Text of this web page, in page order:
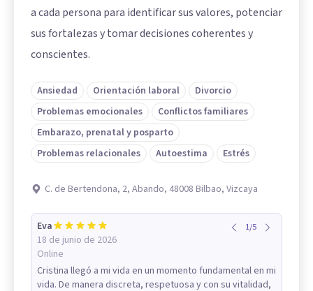
a cada persona para identificar sus valores, potenciar
sus fortalezas y tomar decisiones coherentes y
conscientes.
Ansiedad Orientación laboral
Divorcio
Problemas emocionales
Conflictos familiares
Embarazo, prenatal y posparto
Problemas relacionales
Autoestima Estrés
C. de Bertendona, 2, Abando, 48008 Bilbao, Vizcaya
Eva
18 de junio de 2026
Online
1/5
Cristina llegó a mi vida en un momento fundamental en mi
vida. De manera discreta, respetuosa y con su vitalidad,